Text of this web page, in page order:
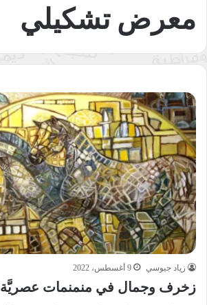
معرض تشكيلي
زياد جيوسي 9 أغسطس، 2022
زخرف وجمال في منمنمات عصريَّة